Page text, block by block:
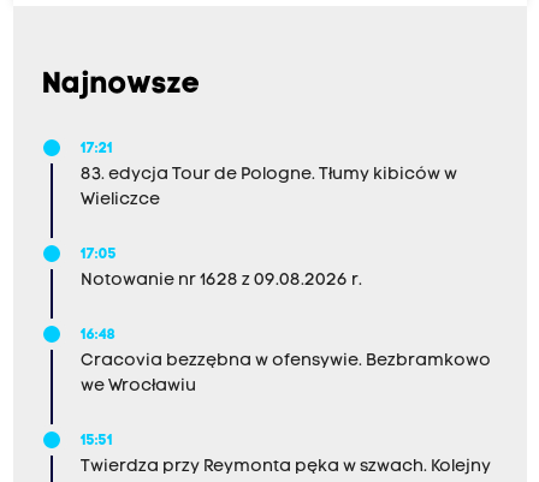
Najnowsze
17:21
83. edycja Tour de Pologne. Tłumy kibiców w
Wieliczce
17:05
Notowanie nr 1628 z 09.08.2026 r.
16:48
Cracovia bezzębna w ofensywie. Bezbramkowo
we Wrocławiu
15:51
Twierdza przy Reymonta pęka w szwach. Kolejny